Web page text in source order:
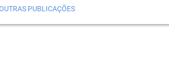
PUBLICAÇÕES